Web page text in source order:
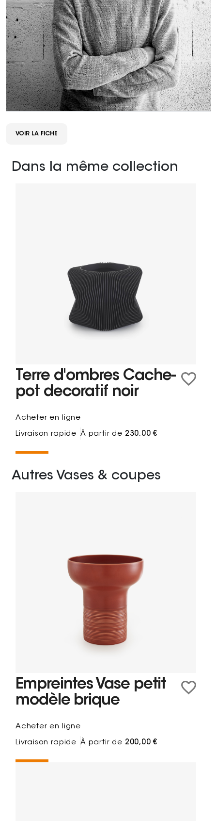
VOIR LA FICHE
Dans la même collection
Terre d'ombres Cache-
pot decoratif noir
Acheter en ligne
Livraison rapide À partir de 230,00 €
Autres Vases & coupes
Empreintes Vase petit
modèle brique
Acheter en ligne
Livraison rapide À partir de 200,00 €